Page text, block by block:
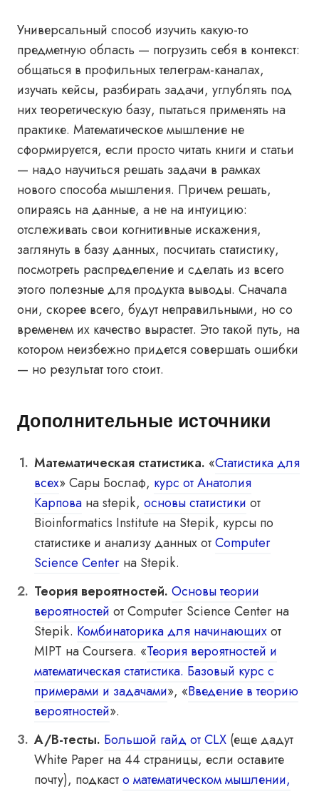
Универсальный способ изучить какую-то
предметную область — погрузить себя в контекст:
общаться в профильных телеграм-каналах,
изучать кейсы, разбирать задачи, углублять под
них теоретическую базу, пытаться применять на
практике. Математическое мышление не
сформируется, если просто читать книги и статьи
— надо научиться решать задачи в рамках
нового способа мышления. Причем решать,
опираясь на данные, а не на интуицию:
отслеживать свои когнитивные искажения,
заглянуть в базу данных, посчитать статистику,
посмотреть распределение и сделать из всего
этого полезные для продукта выводы. Сначала
они, скорее всего, будут неправильными, но со
временем их качество вырастет. Это такой путь, на
котором неизбежно придется совершать ошибки
— но результат того стоит.
Дополнительные источники
Математическая статистика. «Статистика для
всех» Сары Бослаф, курс от Анатолия
Карпова на stepik, основы статистики от
Bioinformatics Institute на Stepik, курсы по
статистике и анализу данных отComputer
Science Center на Stepik.
Теория вероятностей. Основы теории
вероятностей от Computer Science Center на
Stepik. Комбинаторика для начинающихот
MIPT на Coursera. «Теория вероятностей и
математическая статистика. Базовый курс с
примерами и задачами», «Введение в теорию
вероятностей».
A/B-тесты. Большой гайд от CLX (еще дадут
White Paper на 44 страницы, если оставите
почту), подкасто математическом мышлении,